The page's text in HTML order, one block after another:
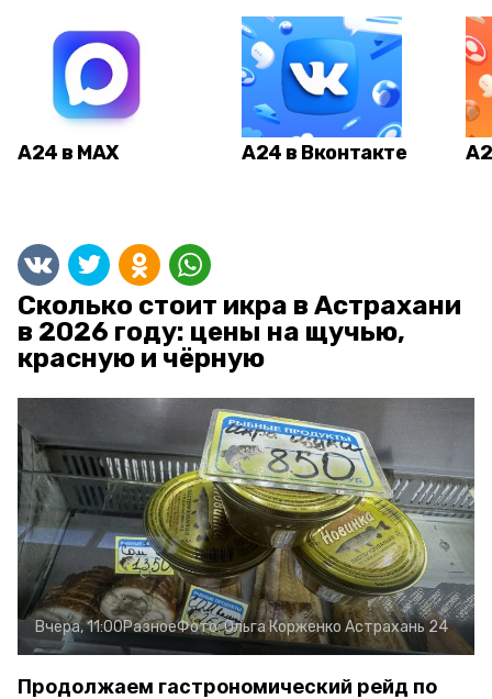
А24 в MAX А24 в Вконтакте
Сколько стоит икра в Астрахани
в 2026 году: цены на щучью,
красную и чёрную
Вчера, 11:00РазноеФото:Ольга Корженко Астрахань 24
Продолжаем гастрономический рейд по